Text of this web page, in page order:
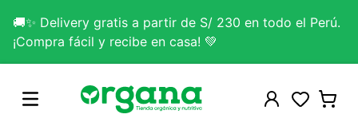
🚚✨ Delivery gratis a partir de S/ 230 en todo el Perú.
¡Compra fácil y recibe en casa! 💚